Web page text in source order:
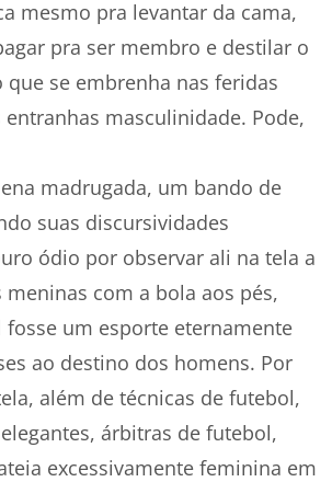
mesmo pra levantar da cama,
pra ser membro e destilar o
se embrenha nas feridas
entranhas masculinidade. Pode,
madrugada, um bando de
suas discursividades
ódio por observar ali na tela a
com a bola aos pés,
um esporte eternamente
ao destino dos homens. Por
além de técnicas de futebol,
árbitras de futebol,
excessivamente feminina em